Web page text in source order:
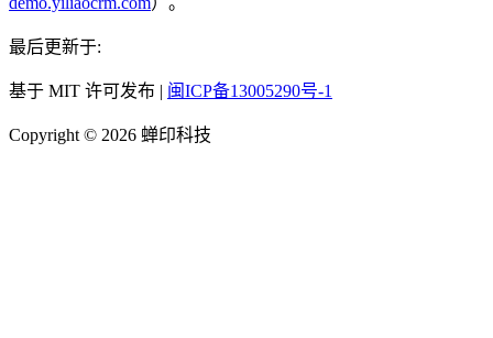
最后更新于:
基于 MIT 许可发布 | 闽ICP备13005290号-1
Copyright © 2026 蝉印科技